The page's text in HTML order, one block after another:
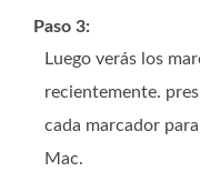
Paso 3:
Luego verás los
recientemente.
cada marcador
Mac.